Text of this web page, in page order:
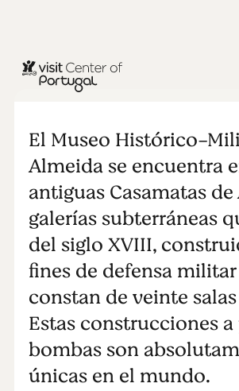
Museo
Histórico-
Militar de
Almeida
El Museo Histórico-
Almeida se encuentra
antiguas Casamatas
galerías subterráneas
del siglo XVIII,
fines de defensa
constan de veinte
Estas construcciones
bombas son
únicas en el mundo.